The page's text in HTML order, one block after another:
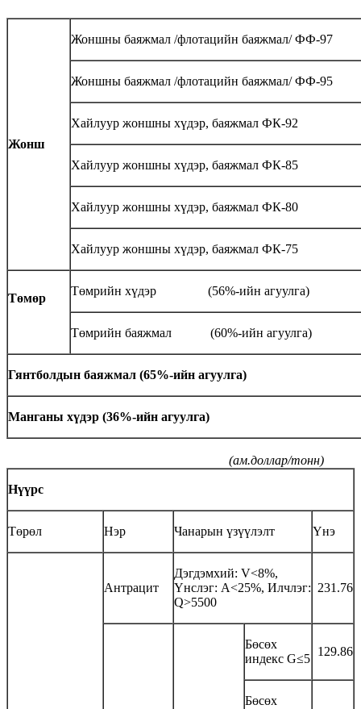
Жонш
Жоншны баяжмал /флотацийн баяжмал/ ФФ-97
Жоншны баяжмал /флотацийн баяжмал/ ФФ-95
Хайлуур жоншны хүдэр, баяжмал ФК-92
Хайлуур жоншны хүдэр, баяжмал ФК-85
Хайлуур жоншны хүдэр, баяжмал ФК-80
Хайлуур жоншны хүдэр, баяжмал ФК-75
Төмөр
Төмрийн хүдэр (56%-ийн агуулга)
Төмрийн баяжмал (60%-ийн агуулга)
Гянтболдын баяжмал (65%-ийн агуулга)
Манганы хүдэр (36%-ийн агуулга)
(ам.доллар/тонн)
Нүүрс
Төрөл Нэр Чанарын үзүүлэлт Үнэ
Антрацит
Дэгдэмхий: V<8%,
Үнслэг: А<25%, Илчлэг:
Q>5500
231.76
Бөсөх
индекс G≤5
129.86
Бөсөх